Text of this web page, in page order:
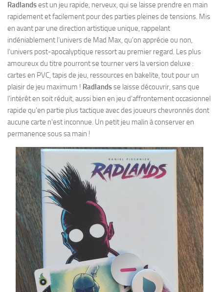
Radlandsest un jeu rapide, nerveux, qui se laisse prendre en main
rapidement et facilement pour des parties pleines de tensions. Mis
en avant par une direction artistique unique, rappelant
indéniablement l’univers de Mad Max, qu’on apprécie ou non,
l’univers post-apocalyptique ressort au premier regard. Les plus
amoureux du titre pourront se tourner vers la version deluxe :
cartes en PVC, tapis de jeu, ressources en bakelite, tout pour un
plaisir de jeu maximum ! Radlandsse laisse découvrir, sans que
l’intérêt en soit réduit, aussi bien en jeu d’affrontement occasionnel
rapide qu’en partie plus tactique avec des joueurs chevronnés dont
aucune carte n’est inconnue. Un petit jeu malin à conserver en
permanence sous sa main !